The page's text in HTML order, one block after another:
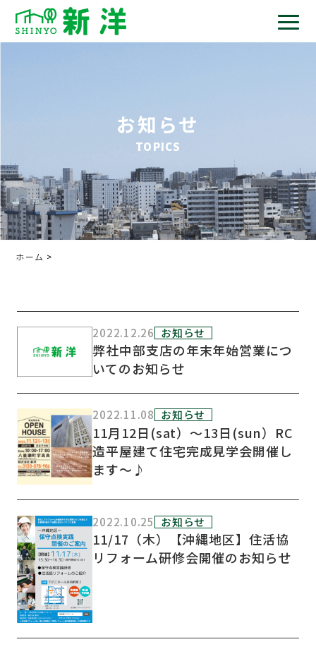
お知らせ
TOPICS
ホーム >
2022.12.26 お知らせ
弊社中部支店の年末年始営業につ
いてのお知らせ
2022.11.08 お知らせ
11月12日(sat）～13日(sun）RC
造平屋建て住宅完成見学会開催し
ます～♪
2022.10.25 お知らせ
11/17（木）【沖縄地区】住活協
リフォーム研修会開催のお知らせ